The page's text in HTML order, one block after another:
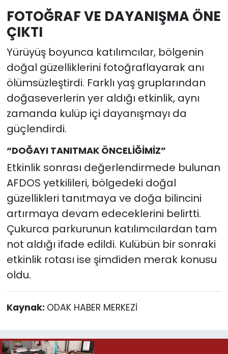
FOTOĞRAF VE DAYANIŞMA ÖNE
ÇIKTI
Yürüyüş boyunca katılımcılar, bölgenin
doğal güzelliklerini fotoğraflayarak anı
ölümsüzleştirdi. Farklı yaş gruplarından
doğaseverlerin yer aldığı etkinlik, aynı
zamanda kulüp içi dayanışmayı da
güçlendirdi.
“DOĞAYI TANITMAK ÖNCELİĞİMİZ”
Etkinlik sonrası değerlendirmede bulunan
AFDOS yetkilileri, bölgedeki doğal
güzellikleri tanıtmaya ve doğa bilincini
artırmaya devam edeceklerini belirtti.
Çukurca parkurunun katılımcılardan tam
not aldığı ifade edildi. Kulübün bir sonraki
etkinlik rotası ise şimdiden merak konusu
oldu.
Kaynak: ODAK HABER MERKEZİ